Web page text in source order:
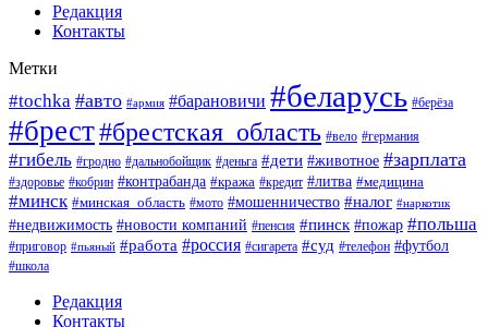
Редакция
Контакты
Метки
#tochka #авто #армия #барановичи #беларусь #берёза
#брест#брестская_область #вело #германия
#гибель #гродно #дальнобойщик #деньга #дети #животное #зарплата
#здоровье #кобрин #контрабанда #кража #кредит #литва #медицина
#минск #минская_область #мото #мошенничество #налог #наркотик
#недвижимость #новости компаний #пенсия #пинск #пожар #польша
#приговор #пьяный #работа #россия #сигарета #суд #телефон #футбол
#школа
Редакция
Контакты